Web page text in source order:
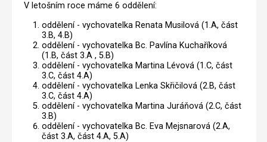
V letošním roce máme 6 oddělení:
oddělení - vychovatelka Renata Musilová (1.A, část
3.B, 4.B)
oddělení - vychovatelka Bc. Pavlína Kuchaříková
(1.B, část 3.A , 5.B)
oddělení - vychovatelka Martina Lévová (1.C, část
3.C, část 4.A)
oddělení - vychovatelka Lenka Skřičilová (2.B, část
3.C, část 4.A)
oddělení - vychovatelka Martina Juráňová (2.C, část
3.B)
oddělení - vychovatelka Bc. Eva Mejsnarová (2.A,
část 3.A, část 4.A, 5.A)